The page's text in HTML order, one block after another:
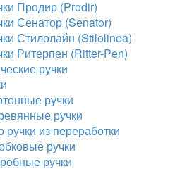
Продир (Prodir)
Сенатор (Senator)
Стилолайн (Stilolinea)
Ритерпен (Ritter-Pen)
ручки
ручки
ручки
ручки из переработки
ручки
ручки